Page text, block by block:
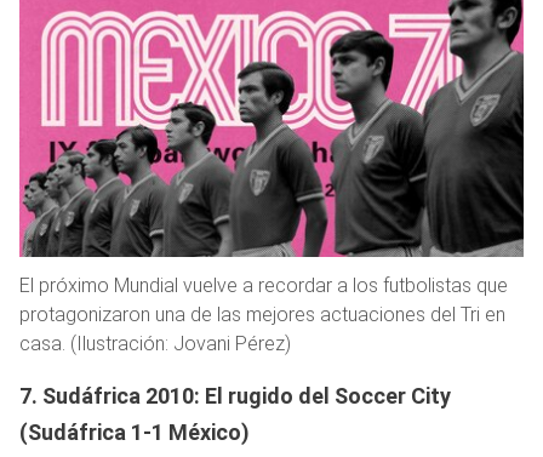
El próximo Mundial vuelve a recordar a los futbolistas que
protagonizaron una de las mejores actuaciones del Tri en
casa. (Ilustración: Jovani Pérez)
7. Sudáfrica 2010: El rugido del Soccer City
(Sudáfrica 1-1 México)